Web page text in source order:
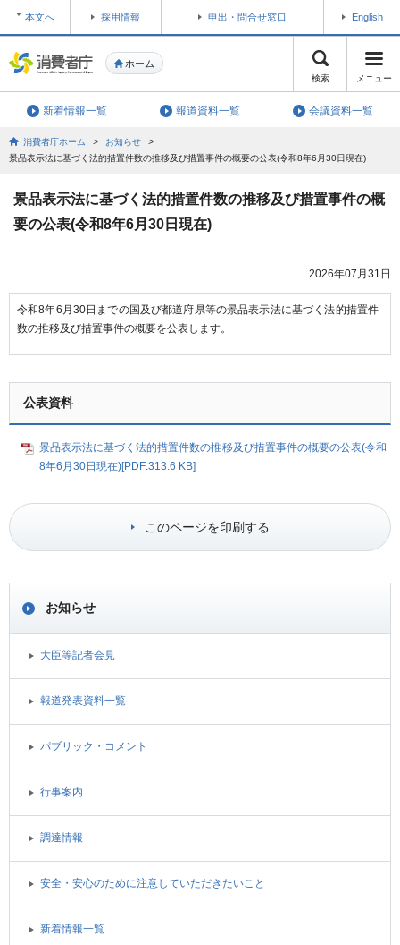
ホーム
本文へ 採用情報 申出・問合せ窓口 English
メニュー
検索
新着情報一覧 報道資料一覧 会議資料一覧
消費者庁ホーム > お知らせ
>
景品表示法に基づく法的措置件数の推移及び措置事件の概要の公表(令和8年6月30日現在)
景品表示法に基づく法的措置件数の推移及び措置事件の概
要の公表(令和8年6月30日現在)
2026年07月31日
令和8年6月30日までの国及び都道府県等の景品表示法に基づく法的措置件
数の推移及び措置事件の概要を公表します。
公表資料
景品表示法に基づく法的措置件数の推移及び措置事件の概要の公表(令和
8年6月30日現在)[PDF:313.6 KB]
このページを印刷する
お知らせ
大臣等記者会見
報道発表資料一覧
パブリック・コメント
行事案内
調達情報
安全・安心のために注意していただきたいこと
新着情報一覧